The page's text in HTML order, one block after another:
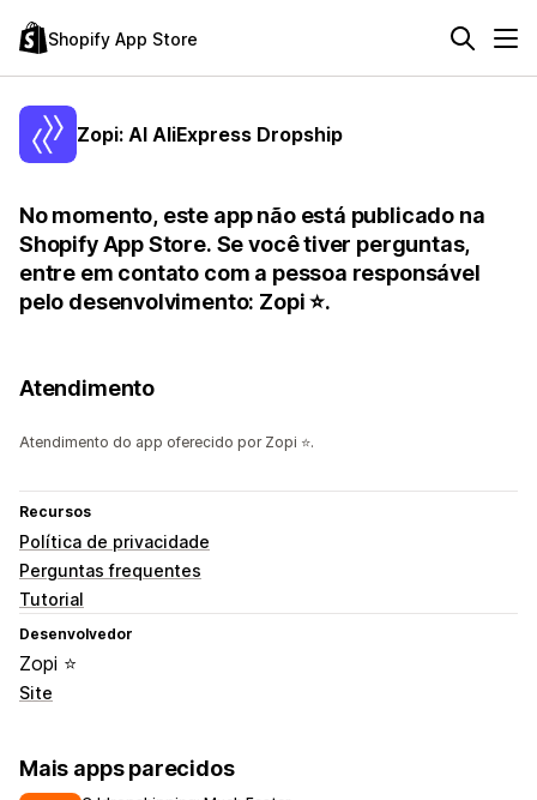
Shopify App Store
Zopi: AI AliExpress Dropship
No momento, este app não está publicado na
Shopify App Store. Se você tiver perguntas,
entre em contato com a pessoa responsável
pelo desenvolvimento: Zopi ⭐.
Atendimento
Atendimento do app oferecido por Zopi ⭐.
Recursos
Política de privacidade
Perguntas frequentes
Tutorial
Desenvolvedor
Zopi ⭐
Site
Mais apps parecidos